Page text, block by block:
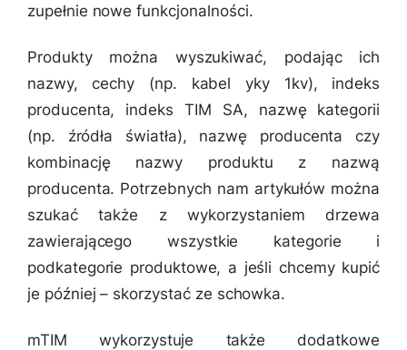
zupełnie nowe funkcjonalności.
Produkty można wyszukiwać, podając ich
nazwy, cechy (np. kabel yky 1kv), indeks
producenta, indeks TIM SA, nazwę kategorii
(np. źródła światła), nazwę producenta czy
kombinację nazwy produktu z nazwą
producenta. Potrzebnych nam artykułów można
szukać także z wykorzystaniem drzewa
zawierającego wszystkie kategorie i
podkategorie produktowe, a jeśli chcemy kupić
je później – skorzystać ze schowka.
mTIM wykorzystuje także dodatkowe